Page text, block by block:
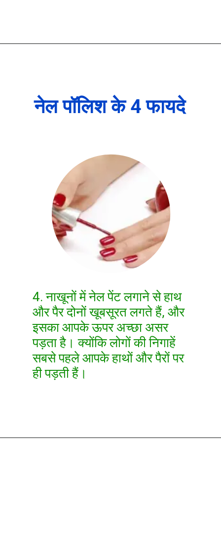
4. नाखूनों में नेल पेंट लगाने से हाथ
और पैर दोनों खूबसूरत लगते हैं, और
इसका आपके ऊपर अच्छा असर
पड़ता है। क्योंकि लोगों की निगाहें
सबसे पहले आपके हाथों और पैरों पर
ही पड़ती हैं।
नेल पॉलिश के 4 फायदे